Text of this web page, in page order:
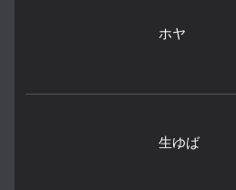
ホヤ
生ゆば